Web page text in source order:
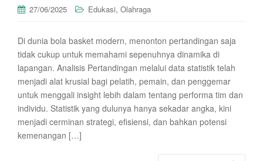
27/06/2025 Edukasi, Olahraga
Di dunia bola basket modern, menonton pertandingan saja
tidak cukup untuk memahami sepenuhnya dinamika di
lapangan. Analisis Pertandingan melalui data statistik telah
menjadi alat krusial bagi pelatih, pemain, dan penggemar
untuk menggali insight lebih dalam tentang performa tim dan
individu. Statistik yang dulunya hanya sekadar angka, kini
menjadi cerminan strategi, efisiensi, dan bahkan potensi
kemenangan […]